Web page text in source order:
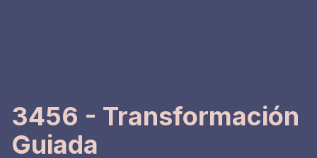
3456 - Transformación
Guiada